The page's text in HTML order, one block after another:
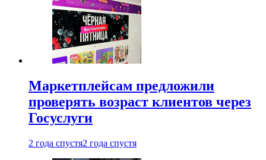
Маркетплейсам предложили
проверять возраст клиентов через
Госуслуги
2 года спустя2 года спустя